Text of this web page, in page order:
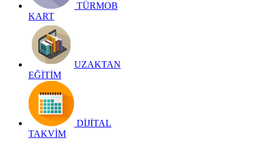
TÜRMOB
KART
UZAKTAN
EĞİTİM
DİJİTAL
TAKVİM